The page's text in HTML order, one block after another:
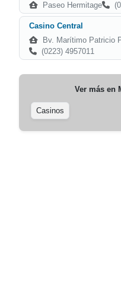
Paseo Hermitage
Casino Central
Bv. Marítimo Patricio
(0223) 4957011
Ver más en
Casinos